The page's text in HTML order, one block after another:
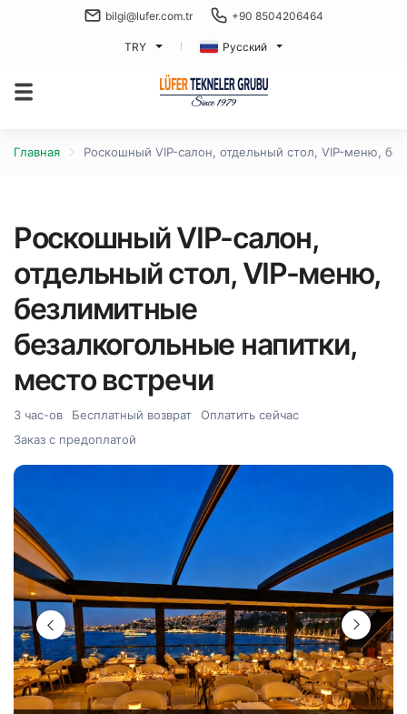
bilgi@lufer.com.tr +90 8504206464
TRY Русский
Главная Роскошный VIP-салон, отдельный стол, VIP-меню,
Роскошный VIP-салон,
отдельный стол, VIP-меню,
безлимитные
безалкогольные напитки,
место встречи
3 час-ов Бесплатный возврат
Оплатить сейчас
Заказ с предоплатой